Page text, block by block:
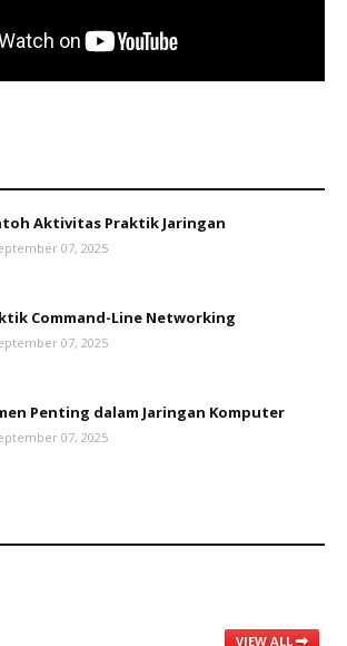
Aktivitas Praktik Jaringan
07, 2025
Command-Line Networking
07, 2025
Penting dalam Jaringan Komputer
07, 2025
VIEW ALL